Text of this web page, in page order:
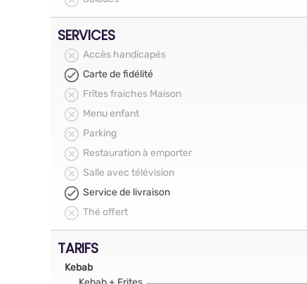
SERVICES
Accès handicapés
Carte de fidélité
Frîtes fraiches Maison
Menu enfant
Parking
Restauration à emporter
Salle avec télévision
Service de livraison
Thé offert
TARIFS
Kebab